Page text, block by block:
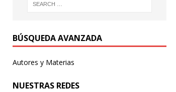
BÚSQUEDA AVANZADA
Autores y Materias
NUESTRAS REDES